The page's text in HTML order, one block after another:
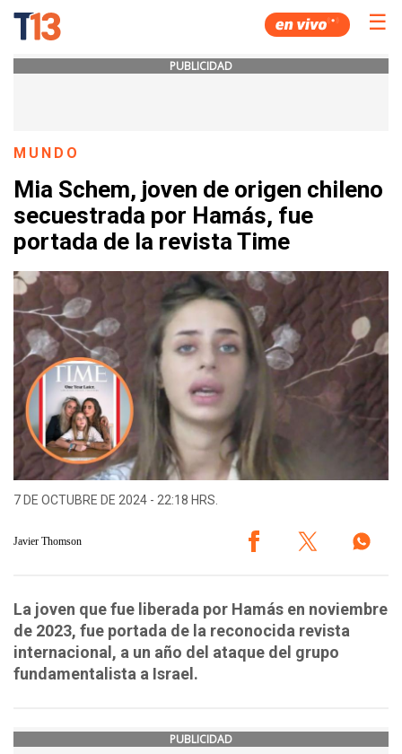
☰
PUBLICIDAD
MUNDO
Mia Schem, joven de origen chileno
secuestrada por Hamás, fue
portada de la revista Time
7 DE OCTUBRE DE 2024 - 22:18 HRS.
Javier Thomson
La joven que fue liberada por Hamás en noviembre
de 2023, fue portada de la reconocida revista
internacional, a un año del ataque del grupo
fundamentalista a Israel.
PUBLICIDAD